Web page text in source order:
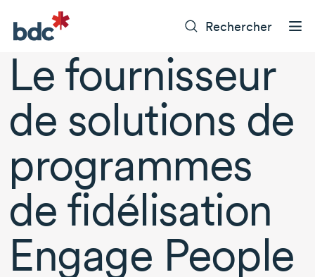
Rechercher
Le fournisseur
de solutions de
programmes
de fidélisation
Engage People